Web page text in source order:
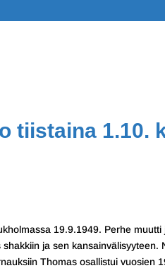
tiistaina 1.10.
19.9.1949. Perhe
ja sen
Thomas osallistui vuosien